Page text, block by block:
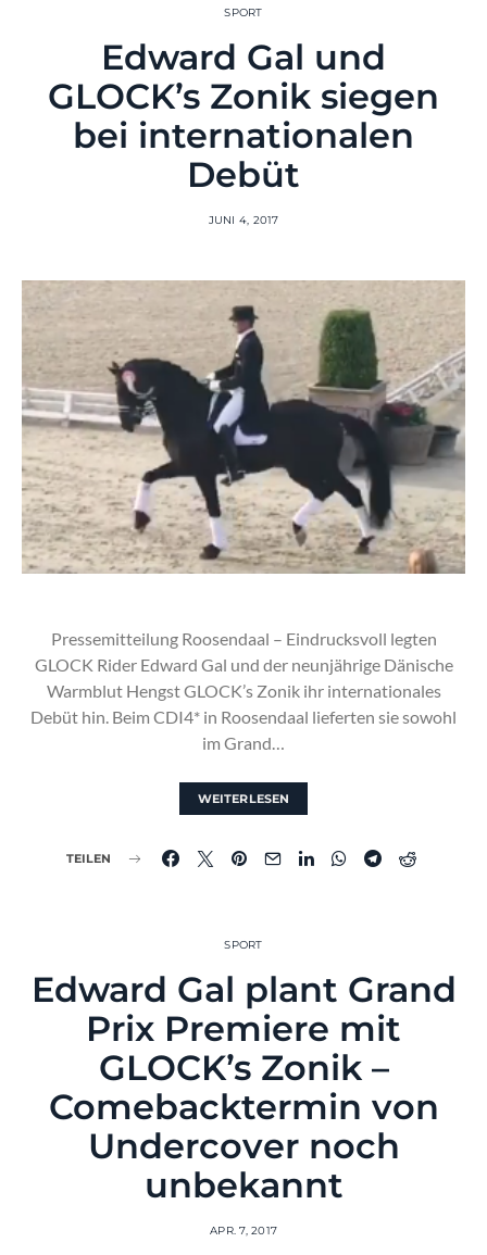
SPORT
Edward Gal und
GLOCK’s Zonik siegen
bei internationalen
Debüt
JUNI 4, 2017
Pressemitteilung Roosendaal – Eindrucksvoll legten
GLOCK Rider Edward Gal und der neunjährige Dänische
Warmblut Hengst GLOCK’s Zonik ihr internationales
Debüt hin. Beim CDI4* in Roosendaal lieferten sie sowohl
im Grand…
WEITERLESEN
TEILEN
SPORT
Edward Gal plant Grand
Prix Premiere mit
GLOCK’s Zonik –
Comebacktermin von
Undercover noch
unbekannt
APR. 7, 2017